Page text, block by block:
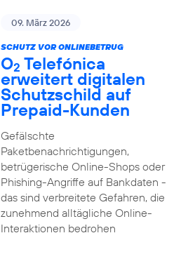
09. März 2026
SCHUTZ VOR ONLINEBETRUG
O2 Telefónica
erweitert digitalen
Schutzschild auf
Prepaid-Kunden
Gefälschte
Paketbenachrichtigungen,
betrügerische Online-Shops oder
Phishing-Angriffe auf Bankdaten -
das sind verbreitete Gefahren, die
zunehmend alltägliche Online-
Interaktionen bedrohen